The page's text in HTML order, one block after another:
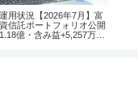
用状況【2026年7月】富
信託ポートフォリオ公開
億・含み益+5,257万円